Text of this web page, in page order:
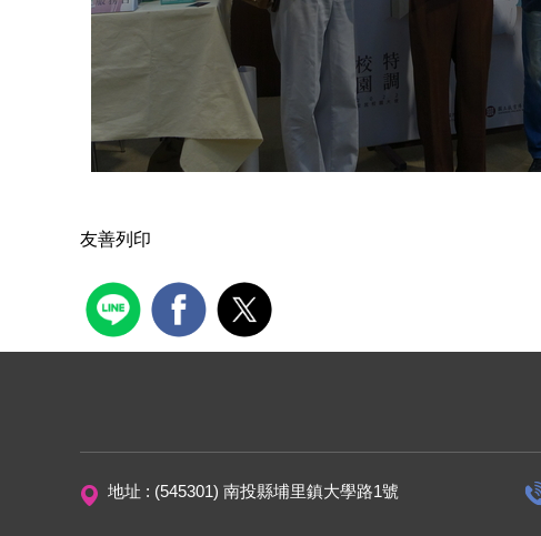
友善列印
地址 : (545301) 南投縣埔里鎮大學路1號